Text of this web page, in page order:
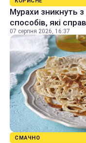
Мурахи зникнуть з
способів, які
07 серпня 2026, 16:37
СМАЧНО